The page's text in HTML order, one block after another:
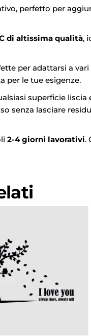
perfetto per
di altissima qualità,
per adattarsi a
per le tue esigenze.
superficie
senza lasciare
2-4 giorni lavorativi.